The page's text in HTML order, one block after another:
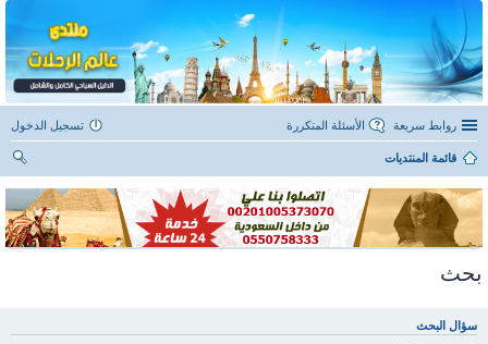
روابط سريعة الأسئلة المتكررة تسجيل الدخول
قائمة المنتديات
ث
بحث
سؤال البحث